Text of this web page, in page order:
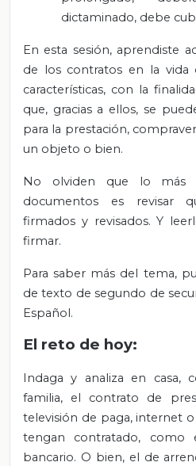
dictaminado, debe
En esta sesión, aprendiste
de los contratos en la vida
características, con la
que, gracias a ellos, se
para la prestación,
un objeto o bien.
No olviden que lo más
documentos es revisar
firmados y revisados. Y
firmar.
Para saber más del tema,
de texto de segundo de
Español.
El reto de hoy:
Indaga y analiza en casa,
familia, el contrato de
televisión de paga, internet
tengan contratado,
bancario. O bien, el de